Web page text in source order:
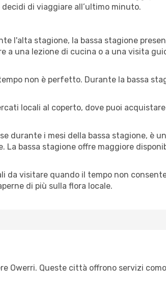
di viaggiare all’ultimo minuto.
l'alta stagione, la bassa stagione
a una lezione di cucina o a una visita
non è perfetto. Durante la bassa
locali al coperto, dove puoi
durante i mesi della bassa stagione, è
La bassa stagione offre maggiore
da visitare quando il tempo non
di più sulla flora locale.
Owerri. Queste città offrono servizi